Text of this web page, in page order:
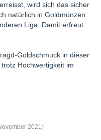
wird sich das sicher
natürlich in Goldmünzen
Liga. Damit erfreut
Goldschmuck in dieser
Hochwertigkeit im
2021)